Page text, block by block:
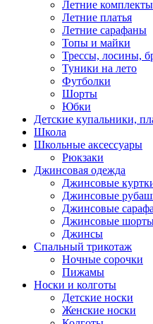
Летние комплекты
Летние платья
Летние сарафаны
Топы и майки
Трессы, лосины,
Туники на лето
Футболки
Шорты
Юбки
Детские купальники,
Школа
Школьные аксессуары
Рюкзаки
Джинсовая одежда
Джинсовые
Джинсовые
Джинсовые
Джинсовые
Джинсы
Спальный трикотаж
Ночные сорочки
Пижамы
Носки и колготы
Детские носки
Женские носки